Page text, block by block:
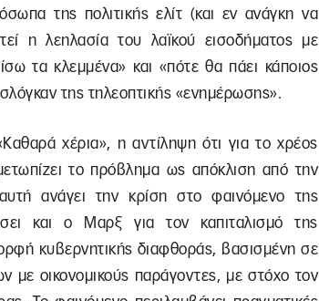
της πολιτικής ελίτ (και εν ανάγκη να
η λεηλασία του λαϊκού εισοδήματος με
τα κλεμμένα» και «πότε θα πάει κάποιος
της τηλεοπτικής «ενημέρωσης».
χέρια», η αντίληψη ότι για το χρέος
το πρόβλημα ως απόκλιση από την
ανάγει την κρίση στο φαινόμενο της
και ο Μαρξ για τον καπιταλισμό της
κυβερνητικής διαφθοράς, βασισμένη σε
με οικονομικούς παράγοντες, με στόχο τον